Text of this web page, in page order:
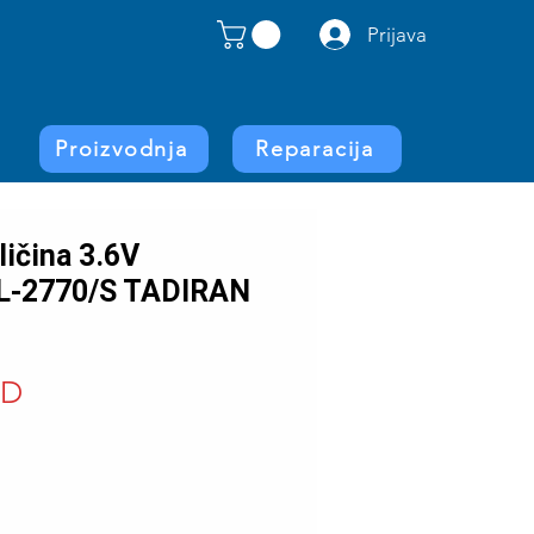
Prijava
Proizvodnja Reparacija
3.6V
2770/S TADIRAN